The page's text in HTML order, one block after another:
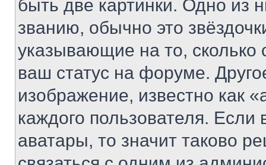
быть две картинки. Одно из
званию, обычно это
указывающие на то,
ваш статус на форуме.
изображение, известно как
каждого пользователя.
аватары, то значит таково